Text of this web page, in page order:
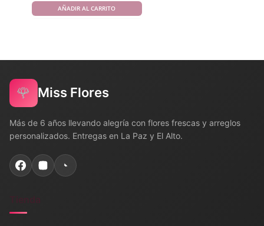
AÑADIR AL CARRITO
🌹 Miss Flores
Más de 6 años llevando alegría con flores frescas y arreglos
personalizados. Entregas en La Paz y El Alto.